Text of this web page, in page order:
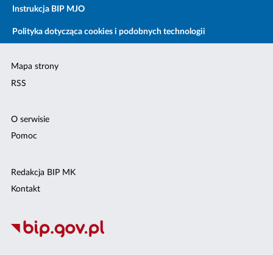
Instrukcja BIP MJO
Polityka dotycząca cookies i podobnych technologii
Mapa strony
RSS
O serwisie
Pomoc
Redakcja BIP MK
Kontakt